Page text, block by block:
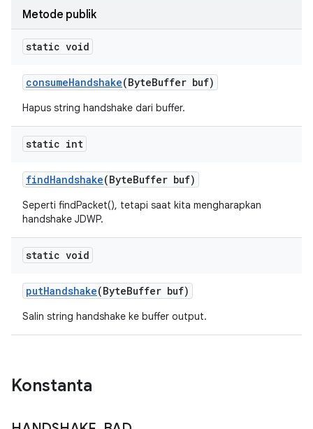
Metode publik
static void
consumeHandshake(ByteBuffer buf)
Hapus string handshake dari buffer.
static int
findHandshake(ByteBuffer buf)
Seperti findPacket(), tetapi saat kita mengharapkan
handshake JDWP.
static void
putHandshake(ByteBuffer buf)
Salin string handshake ke buffer output.
Konstanta